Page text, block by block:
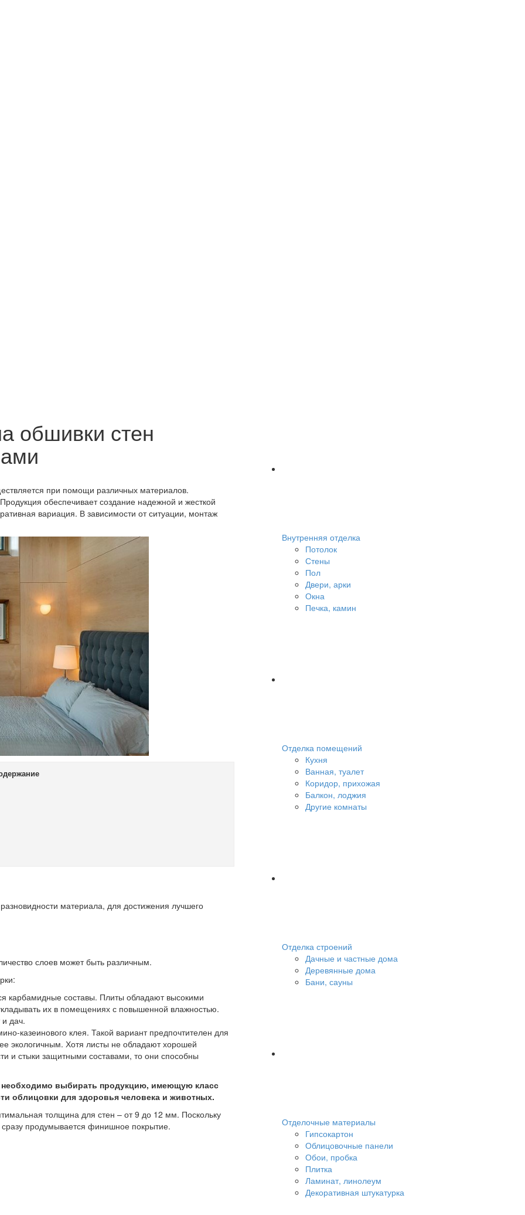
обшивки стен
при помощи различных материалов.
обеспечивает создание надежной и жесткой
вариация. В зависимости от ситуации, монтаж
материала, для достижения лучшего
слоев может быть различным.
карбамидные составы. Плиты обладают высокими
их в помещениях с повышенной влажностью.
дач.
казеинового клея. Такой вариант предпочтителен для
экологичным. Хотя листы не обладают хорошей
и стыки защитными составами, то они способны
выбирать продукцию, имеющую класс
облицовки для здоровья человека и животных.
толщина для стен – от 9 до 12 мм. Поскольку
продумывается финишное покрытие.
Внутренняя отделка
Потолок
Стены
Пол
Двери, арки
Окна
Печка, камин
Отделка помещений
Кухня
Ванная, туалет
Коридор, прихожая
Балкон, лоджия
Другие комнаты
Отделка строений
Дачные и частные дома
Деревянные дома
Бани, сауны
Отделочные материалы
Гипсокартон
Облицовочные панели
Обои, пробка
Плитка
Ламинат, линолеум
Декоративная штукатурка